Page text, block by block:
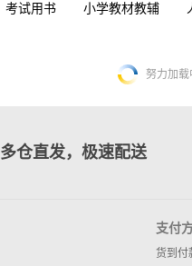
考试用书 小学教材教辅
努力加
多仓直发，极速配送
支付
货到付